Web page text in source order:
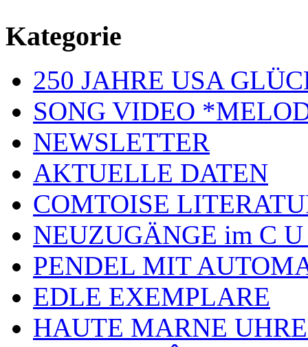
Kategorie
250 JAHRE USA
SONG VIDEO
NEWSLETTER
AKTUELLE DATEN
COMTOISE
NEUZUGÄNGE im C
PENDEL MIT
EDLE EXEMPLARE
HAUTE MARNE